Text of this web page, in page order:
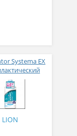
Systema EX
полости
рта с
мл
LION